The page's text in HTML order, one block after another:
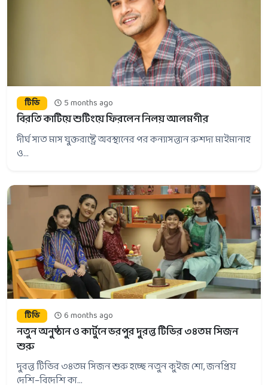
টিভি 5 months ago
বিরতি কাটিয়ে শুটিংয়ে ফিরলেন নিলয় আলমগীর
দীর্ঘ সাত মাস যুক্তরাষ্ট্রে অবস্থানের পর কন্যাসন্তান রুশদা মাইমানাহ
ও...
টিভি 6 months ago
নতুন অনুষ্ঠান ও কার্টুনে ভরপুর দুরন্ত টিভির ৩৪তম সিজন
শুরু
দুরন্ত টিভির ৩৪তম সিজন শুরু হচ্ছে নতুন কুইজ শো, জনপ্রিয়
দেশি–বিদেশি কা...